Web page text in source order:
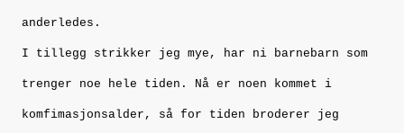
anderledes.
I tillegg strikker jeg mye, har ni barnebarn som
trenger noe hele tiden. Nå er noen kommet i
komfimasjonsalder, så for tiden broderer jeg